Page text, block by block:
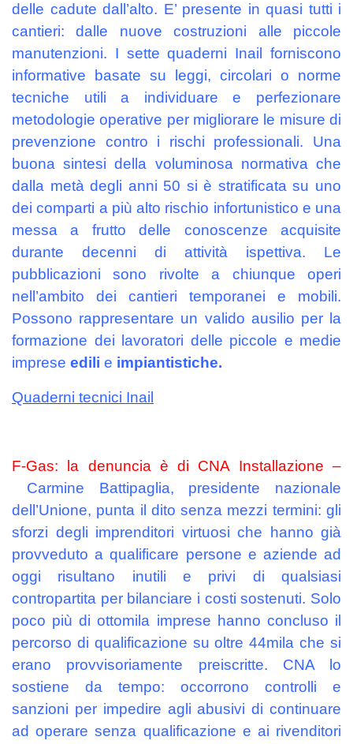
delle cadute dall’alto. E’ presente in quasi tutti i
cantieri: dalle nuove costruzioni alle piccole
manutenzioni. I sette quaderni Inail forniscono
informative basate su leggi, circolari o norme
tecniche utili a individuare e perfezionare
metodologie operative per migliorare le misure di
prevenzione contro i rischi professionali. Una
buona sintesi della voluminosa normativa che
dalla metà degli anni 50 si è stratificata su uno
dei comparti a più alto rischio infortunistico e una
messa a frutto delle conoscenze acquisite
durante decenni di attività ispettiva. Le
pubblicazioni sono rivolte a chiunque operi
nell’ambito dei cantieri temporanei e mobili.
Possono rappresentare un valido ausilio per la
formazione dei lavoratori delle piccole e medie
imprese edili e impiantistiche.
Quaderni tecnici Inail
F-Gas:
la denuncia è di CNA Installazione –
Carmine Battipaglia, presidente nazionale
dell’Unione, punta il dito senza mezzi termini: gli
sforzi degli imprenditori virtuosi che hanno già
provveduto a qualificare persone e aziende ad
oggi risultano inutili e privi di qualsiasi
contropartita per bilanciare i costi sostenuti. Solo
poco più di ottomila imprese hanno concluso il
percorso di qualificazione su oltre 44mila che si
erano provvisoriamente preiscritte. CNA lo
sostiene da tempo: occorrono controlli e
sanzioni per impedire agli abusivi di continuare
ad operare senza qualificazione e ai rivenditori